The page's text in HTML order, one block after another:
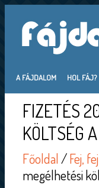
A FÁJDALOM HOL FÁJ?
FIZETÉS
KÖLTSÉG
Főoldal/Fej,
megélhetési